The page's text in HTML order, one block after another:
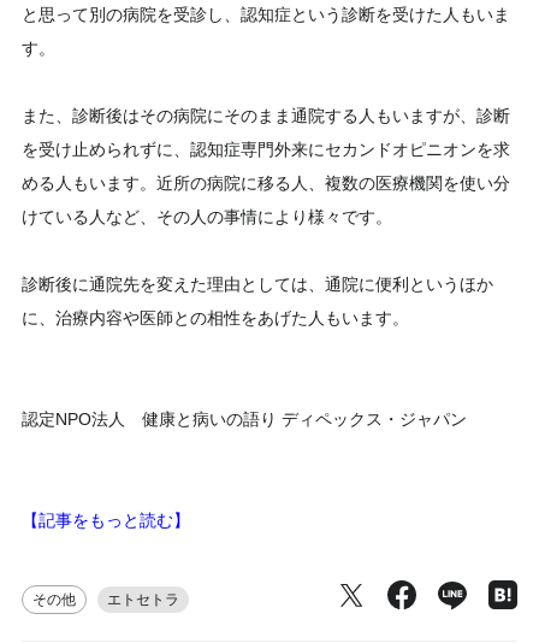
と思って別の病院を受診し、認知症という診断を受けた人もいま
す。
また、診断後はその病院にそのまま通院する人もいますが、診断
を受け止められずに、認知症専門外来にセカンドオピニオンを求
める人もいます。近所の病院に移る人、複数の医療機関を使い分
けている人など、その人の事情により様々です。
診断後に通院先を変えた理由としては、通院に便利というほか
に、治療内容や医師との相性をあげた人もいます。
認定NPO法人 健康と病いの語り ディペックス・ジャパン
【記事をもっと読む】
その他 エトセトラ